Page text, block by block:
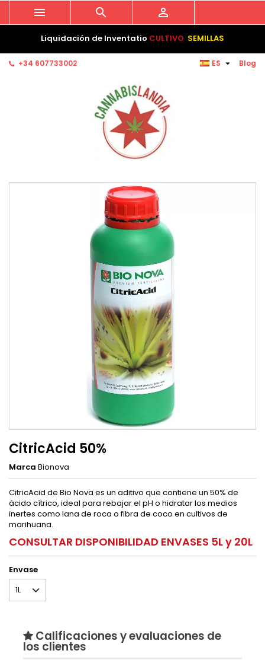
Liquidación de Inventatio CULTIVO SEMILLAS
Blog
+34 607733002 ES 
  
CitricAcid 50%
Marca Bionova
CitricAcid de Bio Nova es un aditivo que contiene un 50% de
ácido cítrico, ideal para rebajar el pH o hidratar los medios
inertes como lana de roca o fibra de coco en cultivos de
marihuana.
CONSULTAR DISPONIBILIDAD ENVASES 5L y 20L
Envase
Calificaciones y evaluaciones de
los clientes